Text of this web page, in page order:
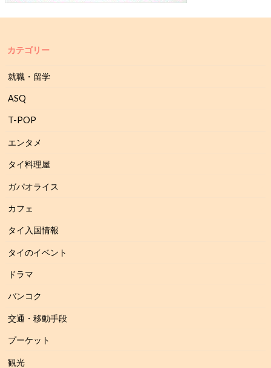
カテゴリー
就職・留学
ASQ
T-POP
エンタメ
タイ料理屋
ガパオライス
カフェ
タイ入国情報
タイのイベント
ドラマ
バンコク
交通・移動手段
プーケット
観光